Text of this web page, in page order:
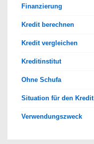
Finanzierung
Kredit berechnen
Kredit vergleichen
Kreditinstitut
Ohne Schufa
Situation für den Kredit
Verwendungszweck